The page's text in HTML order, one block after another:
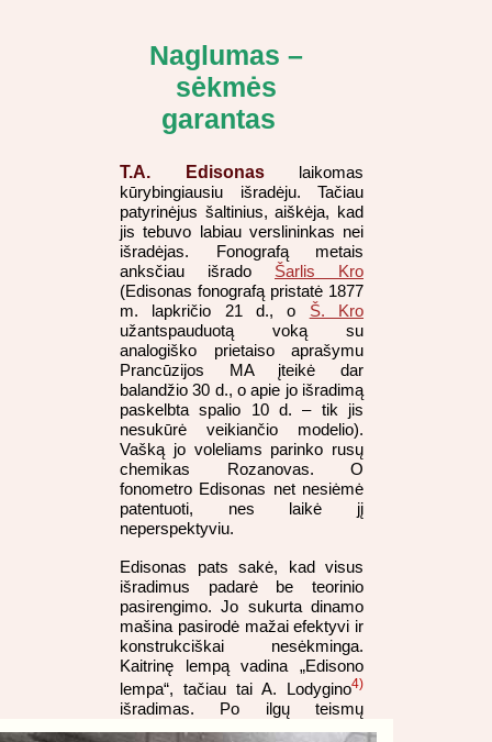
Naglumas –
sėkmės
garantas
T.A. Edisonaslaikomas
kūrybingiausiu išradėju. Tačiau
patyrinėjus šaltinius, aiškėja, kad
jis tebuvo labiau verslininkas nei
išradėjas. Fonografą metais
anksčiau išrado Šarlis Kro
(Edisonas fonografą pristatė 1877
m. lapkričio 21 d., o Š. Kro
užantspauduotą voką su
analogiško prietaiso aprašymu
Prancūzijos MA įteikė dar
balandžio 30 d., o apie jo išradimą
paskelbta spalio 10 d. – tik jis
nesukūrė veikiančio modelio).
Vašką jo voleliams parinko rusų
chemikas Rozanovas. O
fonometro Edisonas net nesiėmė
patentuoti, nes laikė jį
neperspektyviu.
Edisonas pats sakė, kad visus
išradimus padarė be teorinio
pasirengimo. Jo sukurta dinamo
mašina pasirodė mažai efektyvi ir
konstrukciškai nesėkminga.
Kaitrinę lempą vadina „Edisono
lempa“, tačiau tai A. Lodygino4)
išradimas. Po ilgų teismų